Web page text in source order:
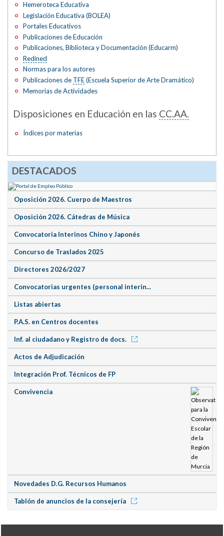
Hemeroteca Educativa
Legislación Educativa (BOLEA)
Portales Educativos
Publicaciones de Educación
Publicaciones, Biblioteca y Documentación (Educarm)
Redined
Normas para los autores
Publicaciones de TFE(Escuela Superior de Arte Dramático)
Memorias de Actividades
Disposiciones en Educación en las CC.AA.
Índices por materias
DESTACADOS
Oposición 2026. Cuerpo de Maestros
Oposición 2026. Cátedras de Música
Convocatoria Interinos Chino y Japonés
Concurso de Traslados 2025
Directores 2026/2027
Convocatorias urgentes (personal interin...
Listas abiertas
P.A.S. en Centros docentes
Inf. al ciudadano y Registro de docs.
Actos de Adjudicación
Integración Prof. Técnicos de FP
Convivencia
Novedades D.G. Recursos Humanos
Tablón de anuncios de la consejería